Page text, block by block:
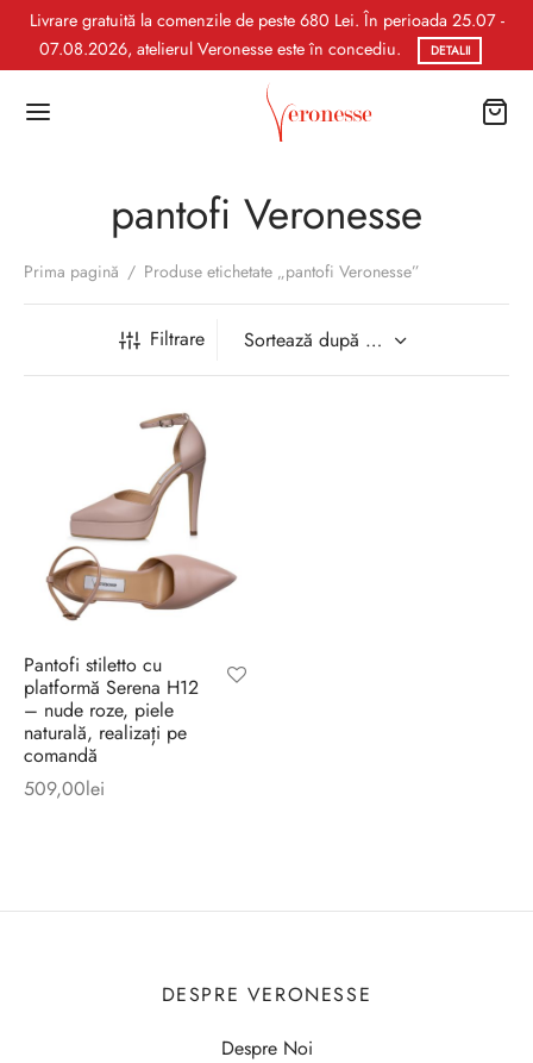
Livrare gratuită la comenzile de peste 680 Lei. În perioada 25.07 -
07.08.2026, atelierul Veronesse este în concediu.
DETALII
pantofi Veronesse
Prima pagină / Produse etichetate „pantofi Veronesse”
Filtrare
Pantofi stiletto cu
platformă Serena H12
– nude roze, piele
naturală, realizați pe
comandă
509,00lei
DESPRE VERONESSE
Despre Noi